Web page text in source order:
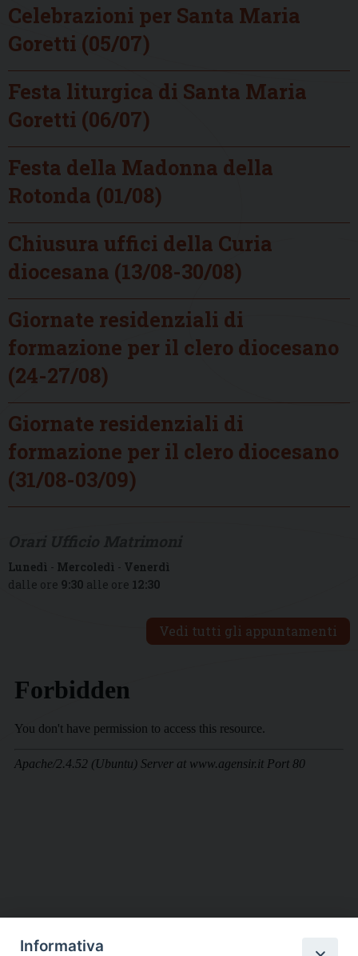
Celebrazioni per Santa Maria
Goretti (05/07)
Festa liturgica di Santa Maria
Goretti (06/07)
Festa della Madonna della
Rotonda (01/08)
Chiusura uffici della Curia
diocesana (13/08-30/08)
Giornate residenziali di
formazione per il clero diocesano
(24-27/08)
Giornate residenziali di
formazione per il clero diocesano
(31/08-03/09)
Lunedì - Mercoledì - Venerdì
dalle ore 9:30 alle ore 12:30
Vedi tutti gli appuntamenti
Informativa